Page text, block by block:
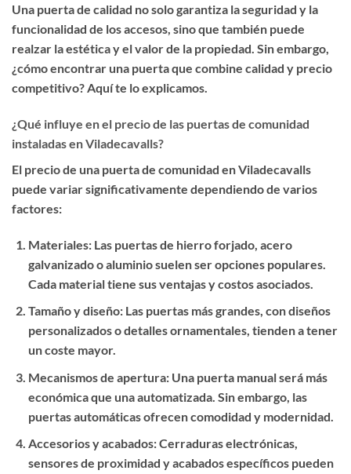
Una puerta de calidad no solo garantiza la seguridad y la
funcionalidad de los accesos, sino que también puede
realzar la estética y el valor de la propiedad. Sin embargo,
¿cómo encontrar una puerta que combine calidad y precio
competitivo? Aquí te lo explicamos.
¿Qué influye en el precio de las puertas de comunidad
instaladas en Viladecavalls?
El precio de una puerta de comunidad en Viladecavalls
puede variar significativamente dependiendo de varios
factores:
Materiales: Las puertas de hierro forjado, acero
galvanizado o aluminio suelen ser opciones populares.
Cada material tiene sus ventajas y costos asociados.
Tamaño y diseño: Las puertas más grandes, con diseños
personalizados o detalles ornamentales, tienden a tener
un coste mayor.
Mecanismos de apertura: Una puerta manual será más
económica que una automatizada. Sin embargo, las
puertas automáticas ofrecen comodidad y modernidad.
Accesorios y acabados: Cerraduras electrónicas,
sensores de proximidad y acabados específicos pueden